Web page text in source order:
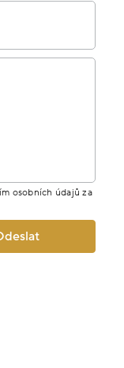
osobních údajů za